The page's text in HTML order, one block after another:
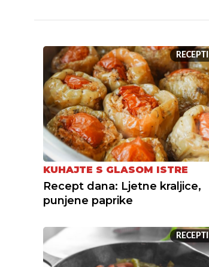
RECEPTI
KUHAJTE S GLASOM ISTRE
Recept dana: Ljetne kraljice,
punjene paprike
RECEPTI